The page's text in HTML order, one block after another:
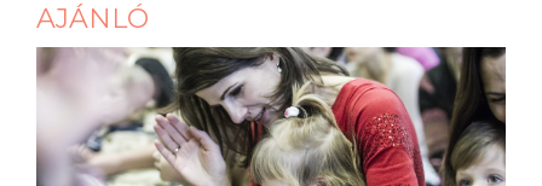
AJÁNLÓ